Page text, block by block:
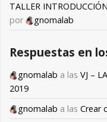
TALLER
por
gnomalab
Respuestas en
gnomalab a las VJ –
2019
gnomalab a las Crear